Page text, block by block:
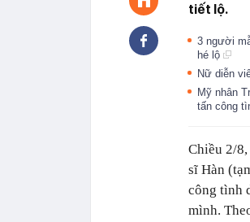
tiết lộ.
3 người
hé lộ
Nữ diễn
Mỹ nhân
tấn công
Chiều 2/
sĩ Hàn
công tình
mình.